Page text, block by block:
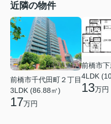
近隣の物件
前橋市千代田町２丁目
3LDK (86.88㎡)
17万円
前橋市
4LDK
13万円